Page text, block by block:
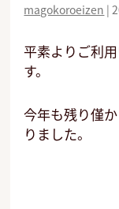
magokoroeizen |
平素よりご利
す。
今年も残り僅
りました。